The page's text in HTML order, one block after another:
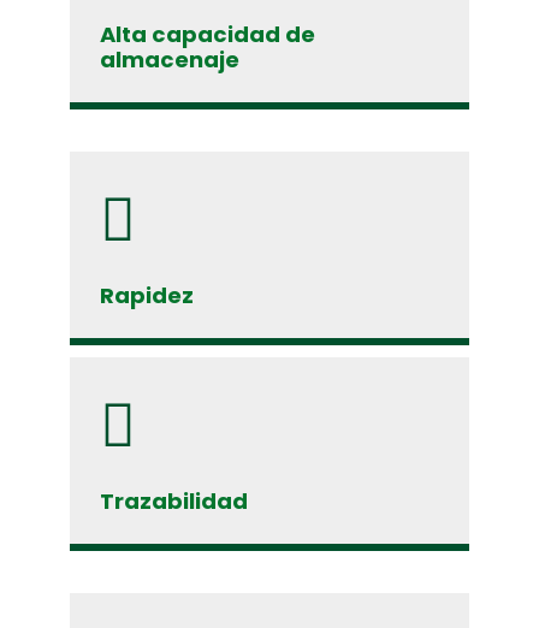
Alta capacidad de
almacenaje
Rapidez
Trazabilidad